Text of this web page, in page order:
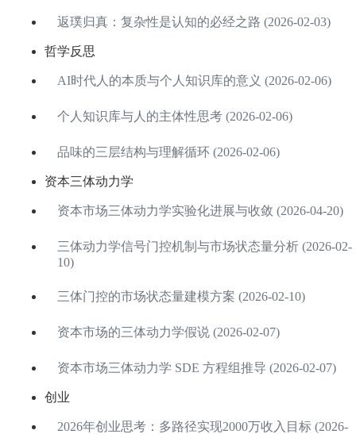
返璞归真：复杂性是认知的必经之路 (2026-02-03)
哲学反思
AI时代人的本质与个人知识库的意义 (2026-02-06)
个人知识库与人的主体性思考 (2026-02-06)
品味的三层结构与理解循环 (2026-02-06)
资本三体动力学
资本市场三体动力学实验化进展与收敛 (2026-04-20)
三体动力学信号门控机制与市场状态量分析 (2026-02-
10)
三体门控的市场状态量建模方案 (2026-02-10)
资本市场的三体动力学假说 (2026-02-07)
资本市场三体动力学 SDE 方程组推导 (2026-02-07)
创业
2026年创业思考：多路径实现2000万收入目标 (2026-